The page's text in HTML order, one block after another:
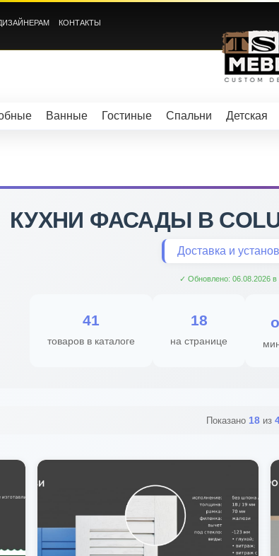
КОНТАКТЫ
Ванные Гостиные Спальни Детская
КУХНИ ФАСАДЫ В
Доставка и
✓ Обновлено: 06.08.2026 в
41
товаров в каталоге
18
на странице
Показано 18из